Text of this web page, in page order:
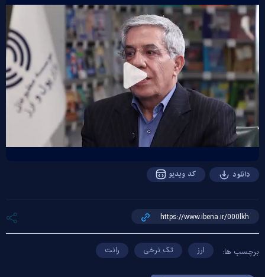
Play
Video
دانلود کد ویدیو
برچسب ها: ارز تک نرخی رانت